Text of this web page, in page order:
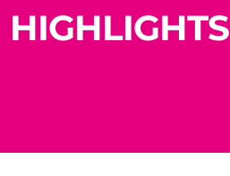
HIGHLIGHTS